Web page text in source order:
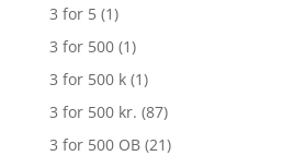
3 for 5 (1)
3 for 500 (1)
3 for 500 k (1)
3 for 500 kr. (87)
3 for 500 OB (21)